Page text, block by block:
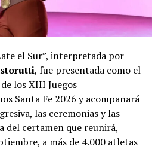
el Sur”, interpretada por
, fue presentada como el
los XIII Juegos
Santa Fe 2026 y acompañará
las ceremonias y las
del certamen que reunirá,
a más de 4.000 atletas